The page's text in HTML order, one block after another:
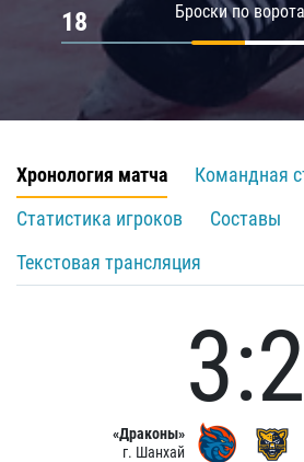
Броски по
18
Хронология матча
Командная
Статистика игроков
Составы
Текстовая трансляция
«Драконы»
г. Шанхай
3:2